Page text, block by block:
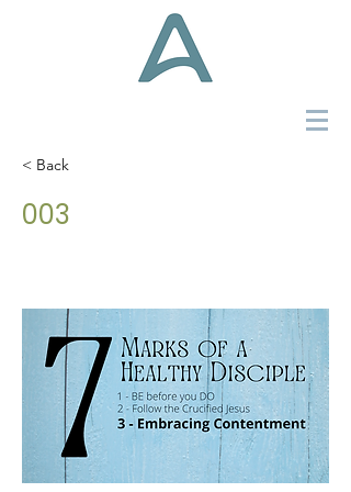
< Back
003